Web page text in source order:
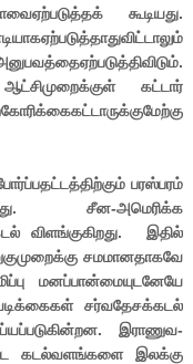
கூடியது.
கட்டார்
பரஸ்பரம்
சீன-அமெரிக்க
விளங்குகிறது. இதில்
சமமானதாகவே
மனப்பான்மையுடனேயே
சர்வதேசக்கடல்
இராணுவ-
கடல்வளங்களை இலக்கு